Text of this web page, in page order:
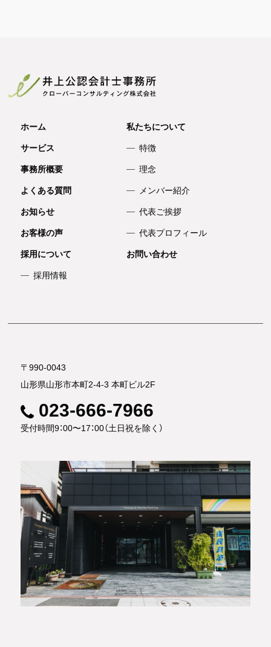
ホーム
サービス
事務所概要
よくある質問
お知らせ
お客様の声
私たちについて
特徴
理念
メンバー紹介
代表ご挨拶
代表プロフィール
採用について
採用情報
お問い合わせ
〒990-0043
山形県山形市本町2-4-3 本町ビル2F
023-666-7966
受付時間9：00〜17：00（土日祝を除く）